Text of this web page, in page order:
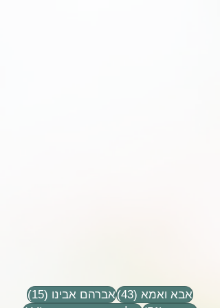
אבא ואמא (43) 43 פוסטים
אברהם אבינו (15)
15 פוסטים